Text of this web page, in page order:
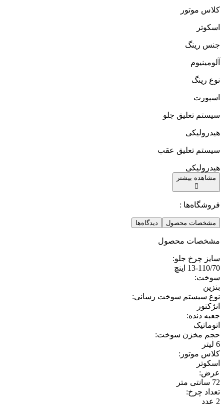
کلاس موتور
اسکوتر
جنس رینگ
آلومینیوم
نوع رینگ
اسپورت
سیستم تعلیق جلو
هیدرولیکی
سیستم تعلیق عقب
هیدرولیکی
مشاهده بیشتر
فروشگاه‌ها :
مشخصات محصول دیدگاه‌ها
مشخصات محصول
سایز چرخ جلو:
13-110/70 اینچ
سوخت:
بنزین
نوع سیستم سوخت رسانی:
انژکتور
جعبه دنده:
اتوماتیک
حجم مخزن سوخت:
6 لیتر
کلاس موتور :
اسکوتر
عرض:
72 سانتی متر
تعداد چرخ:
2 عدد